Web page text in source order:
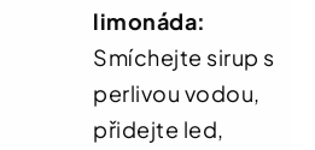
limonáda:
Smíchejte sirup s
perlivou vodou,
přidejte led,